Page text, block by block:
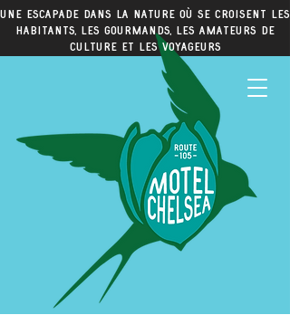
Une escapade dans la nature où se croisent les
habitants, les gourmands, les amateurs de
culture et les voyageurs